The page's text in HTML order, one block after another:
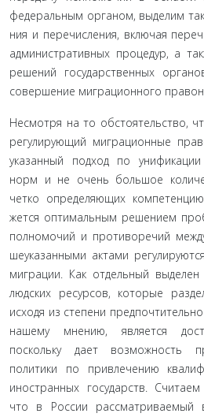
федеральным органом, выделим
ния и перечисления, включая
административных процедур, а
решений государственных
совер­шение миграционного
Несмотря на то обстоятельство,
регулирующий миграционные
указанный подход по
норм и не очень большое
четко определяющих
жется оптимальным решением
полномочий и противоречий
шеуказанными актами
ми­грации. Как отдельный
люд­ских ресурсов, которые
исходя из степени
нашему мнению, является
поскольку дает возможность
политики по привле­чению
иностранных государств.
что в России рассматривае­мый